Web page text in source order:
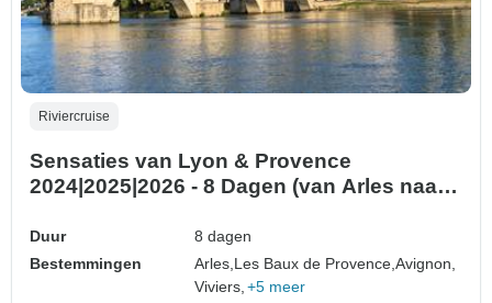
Riviercruise
Sensaties van Lyon & Provence
2024|2025|2026 - 8 Dagen (van Arles naar
Duur
8 dagen
Bestemmingen
Arles, Les Baux de Provence,Avignon,
Viviers, +5 meer